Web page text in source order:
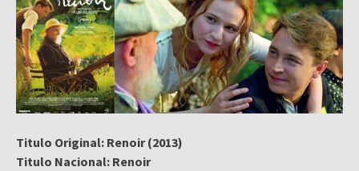
Titulo Original: Renoir (2013)
Titulo Nacional: Renoir